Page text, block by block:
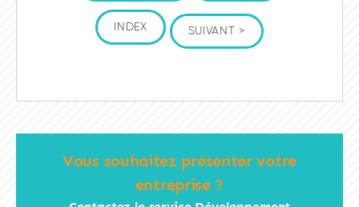
INDEX SUIVANT >
Vous souhaitez présenter votre
entreprise ?